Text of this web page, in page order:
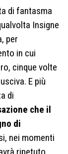
di fantasma
Insigne
per
in cui
cinque volte
E più
di
che il
di
nei momenti